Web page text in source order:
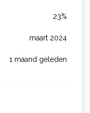
23%
maart 2024
1 maand geleden